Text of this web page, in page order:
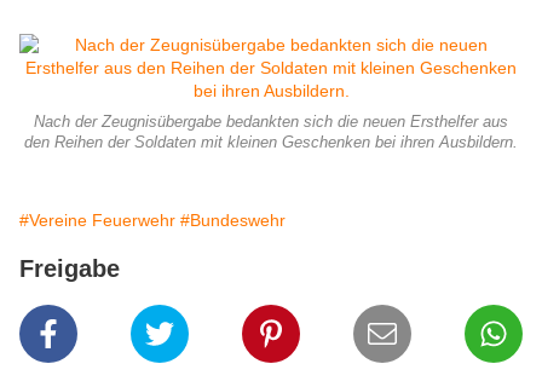
Nach der Zeugnisübergabe bedankten sich die neuen Ersthelfer aus
den Reihen der Soldaten mit kleinen Geschenken bei ihren Ausbildern.
#Vereine Feuerwehr #Bundeswehr
Freigabe